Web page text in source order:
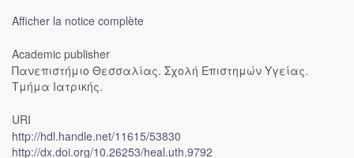
Afficher la notice complète
Academic publisher
Πανεπιστήμιο Θεσσαλίας. Σχολή Επιστημών Υγείας.
Τμήμα Ιατρικής.
URI
http://hdl.handle.net/11615/53830
http://dx.doi.org/10.26253/heal.uth.9792